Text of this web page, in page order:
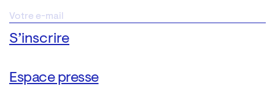
Espace presse